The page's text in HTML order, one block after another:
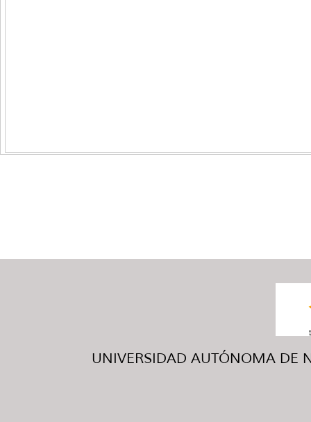
UNIVERSIDAD AUTÓNOMA DE